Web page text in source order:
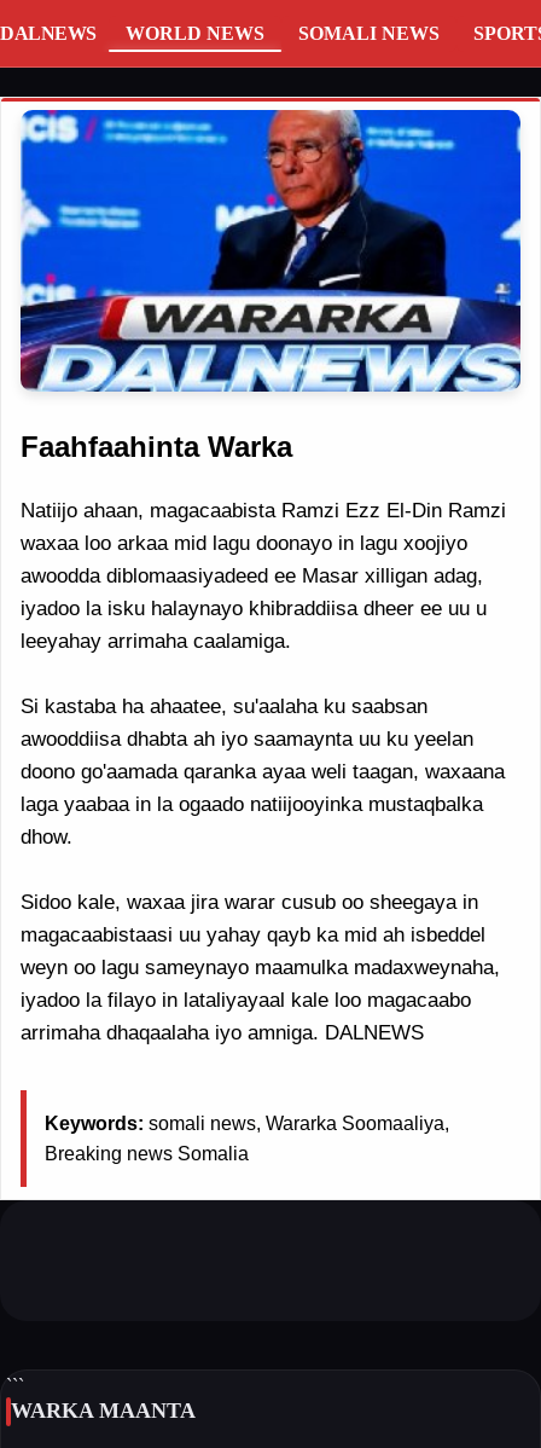
DALNEWS WORLD NEWS SOMALI NEWS
Faahfaahinta Warka
Natiijo ahaan, magacaabista Ramzi Ezz El-Din Ramzi
waxaa loo arkaa mid lagu doonayo in lagu xoojiyo
awoodda diblomaasiyadeed ee Masar xilligan adag,
iyadoo la isku halaynayo khibraddiisa dheer ee uu u
leeyahay arrimaha caalamiga.
Si kastaba ha ahaatee, su'aalaha ku saabsan
awooddiisa dhabta ah iyo saamaynta uu ku yeelan
doono go'aamada qaranka ayaa weli taagan, waxaana
laga yaabaa in la ogaado natiijooyinka mustaqbalka
dhow.
Sidoo kale, waxaa jira warar cusub oo sheegaya in
magacaabistaasi uu yahay qayb ka mid ah isbeddel
weyn oo lagu sameynayo maamulka madaxweynaha,
iyadoo la filayo in lataliyayaal kale loo magacaabo
arrimaha dhaqaalaha iyo amniga. DALNEWS
Keywords: somali news, Wararka Soomaaliya,
Breaking news Somalia
```
WARKA MAANTA